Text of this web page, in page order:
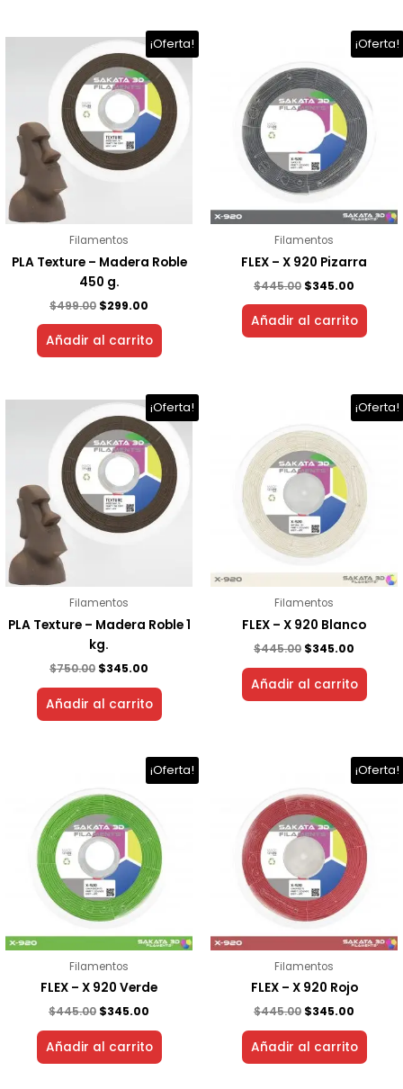
¡Oferta!
Filamentos
PLA Texture – Madera Roble
450 g.
$499.00
El
precio
original
era:
$499.00.
$299.00
El
precio
actual
es:
$299.00.
Añadir al carrito
¡Oferta!
Filamentos
FLEX – X 920 Pizarra
$445.00
original
era:
$445.00.
$345.00
El
precio
$345.00.
Añadir al carrito
¡Oferta!
Filamentos
PLA Texture – Madera Roble 1
kg.
$750.00
El
precio
original
era:
$750.00.
$345.00
El
precio
actual
es:
$345.00.
Añadir al carrito
¡Oferta!
Filamentos
FLEX – X 920 Blanco
$445.00
original
era:
$445.00.
$345.00
El
precio
$345.00.
Añadir al carrito
¡Oferta!
Filamentos
FLEX – X 920 Verde
$445.00
original
era:
$445.00.
$345.00
El
precio
$345.00.
Añadir al carrito
¡Oferta!
Filamentos
FLEX – X 920 Rojo
$445.00
original
era:
$445.00.
$345.00
El
precio
$345.00.
Añadir al carrito